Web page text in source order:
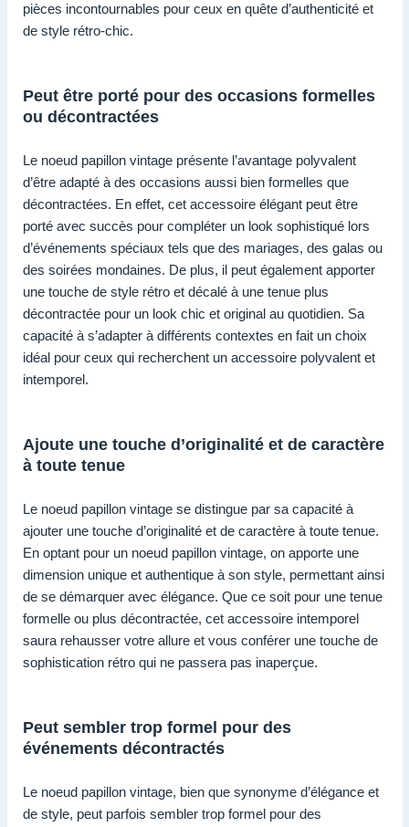
pièces incontournables pour ceux en quête d’authenticité et
de style rétro-chic.
Peut être porté pour des occasions formelles
ou décontractées
Le noeud papillon vintage présente l’avantage polyvalent
d’être adapté à des occasions aussi bien formelles que
décontractées. En effet, cet accessoire élégant peut être
porté avec succès pour compléter un look sophistiqué lors
d’événements spéciaux tels que des mariages, des galas ou
des soirées mondaines. De plus, il peut également apporter
une touche de style rétro et décalé à une tenue plus
décontractée pour un look chic et original au quotidien. Sa
capacité à s’adapter à différents contextes en fait un choix
idéal pour ceux qui recherchent un accessoire polyvalent et
intemporel.
Ajoute une touche d’originalité et de caractère
à toute tenue
Le noeud papillon vintage se distingue par sa capacité à
ajouter une touche d’originalité et de caractère à toute tenue.
En optant pour un noeud papillon vintage, on apporte une
dimension unique et authentique à son style, permettant ainsi
de se démarquer avec élégance. Que ce soit pour une tenue
formelle ou plus décontractée, cet accessoire intemporel
saura rehausser votre allure et vous conférer une touche de
sophistication rétro qui ne passera pas inaperçue.
Peut sembler trop formel pour des
événements décontractés
Le noeud papillon vintage, bien que synonyme d’élégance et
de style, peut parfois sembler trop formel pour des